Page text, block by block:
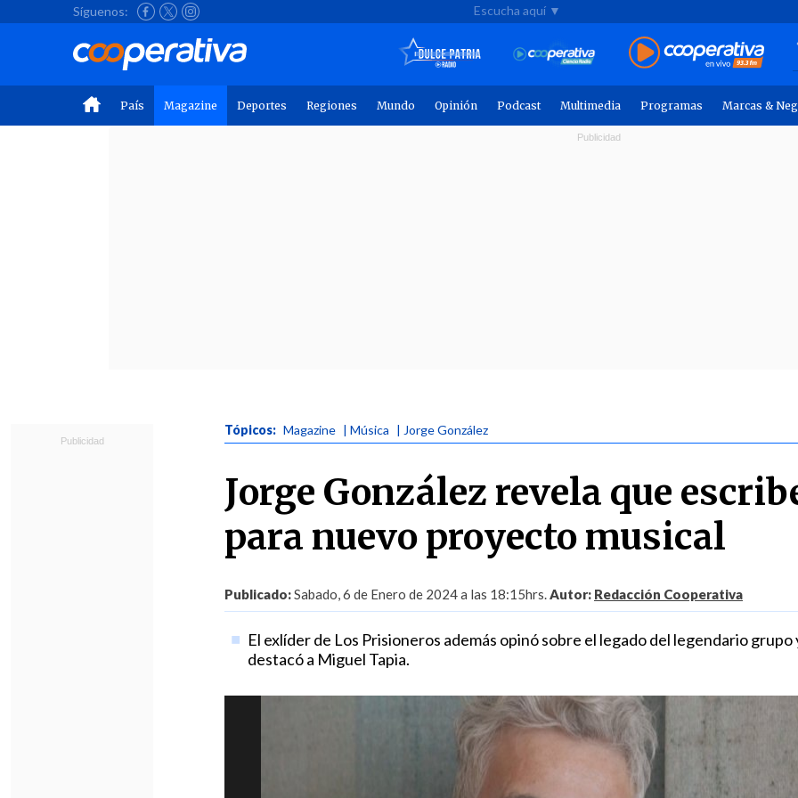
Síguenos: Escucha aquí ▼
País Magazine Deportes Regiones Mundo Opinión Podcast Multimedia Programas Marcas &
Tópicos: Magazine | Música | Jorge González
Jorge González revela que
para nuevo proyecto musical
Publicado:Sabado, 6 de Enero de 2024 a las 18:15hrs.Autor: Redacción Cooperativa
El exlíder de Los Prisioneros además opinó sobre el legado del legendario grupo
destacó a Miguel Tapia.